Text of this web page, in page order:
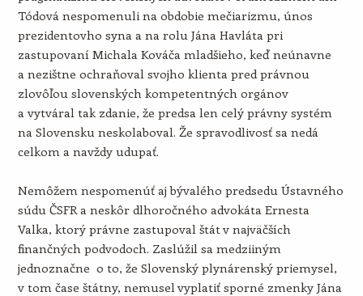
Tódová nespomenuli na obdobie mečiarizmu, únos
prezidentovho syna a na rolu Jána Havláta pri
zastupovaní Michala Kováča mladšieho, keď neúnavne
a nezištne ochraňoval svojho klienta pred právnou
zlovôľou slovenských kompetentných orgánov
a vytváral tak zdanie, že predsa len celý právny systém
na Slovensku neskolaboval. Že spravodlivosť sa nedá
celkom a navždy udupať.
Nemôžem nespomenúť aj bývalého predsedu Ústavného
súdu ČSFR a neskôr dlhoročného advokáta Ernesta
Valka, ktorý právne zastupoval štát v najväčších
finančných podvodoch. Zaslúžil sa medziiným
jednoznačne o to, že Slovenský plynárenský priemysel,
v tom čase štátny, nemusel vyplatiť sporné zmenky Jána